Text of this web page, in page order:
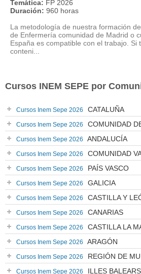
Temática: FP 2026
Duración: 960 horas
La metodología de nuestra formación
de Enfermería comunidad de Madrid o
España es compatible con el trabajo. Si
conteni...
Cursos INEM SEPE por
Cursos Inem Sepe 2026 CATALUÑA
Cursos Inem Sepe 2026 COMUNIDAD
Cursos Inem Sepe 2026 ANDALUCÍA
Cursos Inem Sepe 2026 COMUNIDAD
Cursos Inem Sepe 2026 PAÍS VASCO
Cursos Inem Sepe 2026 GALICIA
Cursos Inem Sepe 2026 CASTILLA Y
Cursos Inem Sepe 2026 CANARIAS
Cursos Inem Sepe 2026 CASTILLA LA
Cursos Inem Sepe 2026 ARAGÓN
Cursos Inem Sepe 2026 REGIÓN DE
Cursos Inem Sepe 2026 ILLES BALEARS